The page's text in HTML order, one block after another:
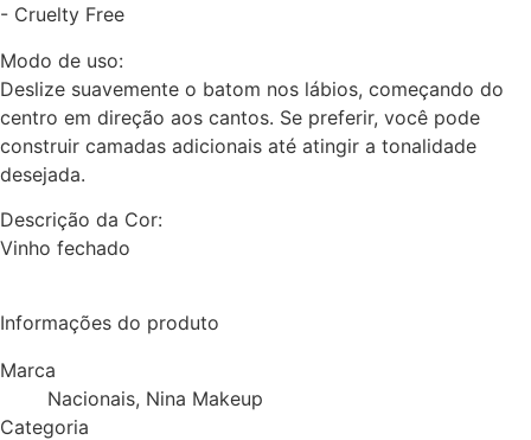
- Cruelty Free
Modo de uso:
Deslize suavemente o batom nos lábios, começando do
centro em direção aos cantos. Se preferir, você pode
construir camadas adicionais até atingir a tonalidade
desejada.
Descrição da Cor:
Vinho fechado
Informações do produto
Marca
Nacionais, Nina Makeup
Categoria